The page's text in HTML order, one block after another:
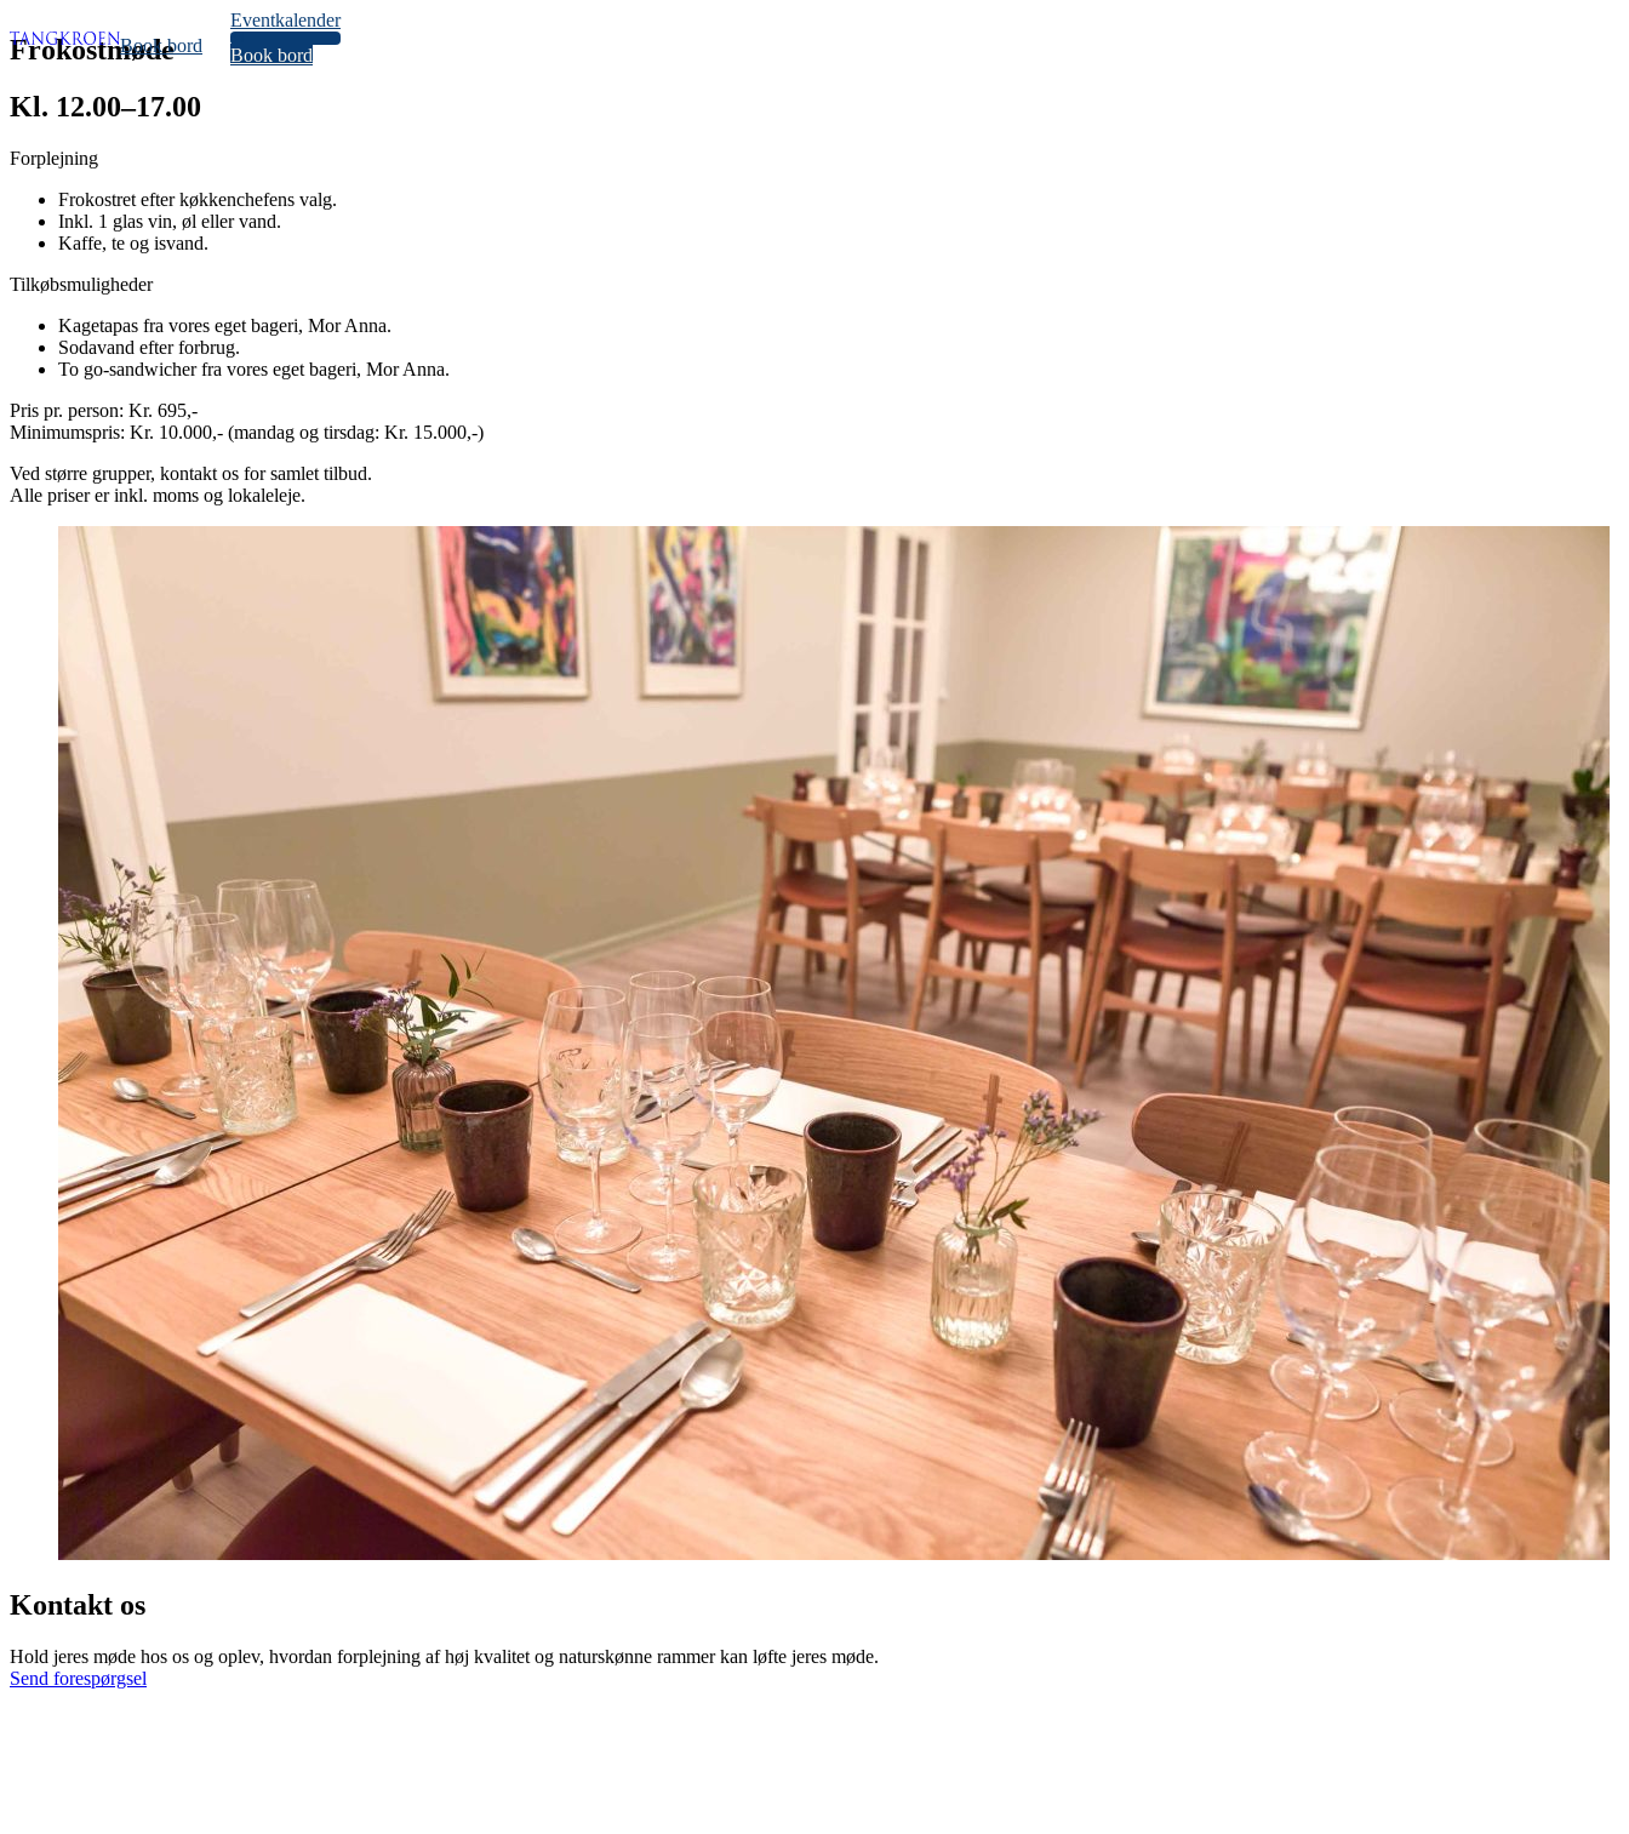
Book bord
Eventkalender
34
Book bord
Frokostmøde
Kl. 12.00–17.00
Forplejning
Frokostret efter køkkenchefens valg.
Inkl. 1 glas vin, øl eller vand.
Kaffe, te og isvand.
Tilkøbsmuligheder
Kagetapas fra vores eget bageri, Mor Anna.
Sodavand efter forbrug.
To go-sandwicher fra vores eget bageri, Mor Anna.
Pris pr. person: Kr. 695,-
Minimumspris: Kr. 10.000,- (mandag og tirsdag: Kr. 15.000,-)
Ved større grupper, kontakt os for samlet tilbud.
Alle priser er inkl. moms og lokaleleje.
Kontakt os
Hold jeres møde hos os og oplev, hvordan forplejning af høj kvalitet og naturskønne rammer kan løfte jeres møde.
Send forespørgsel